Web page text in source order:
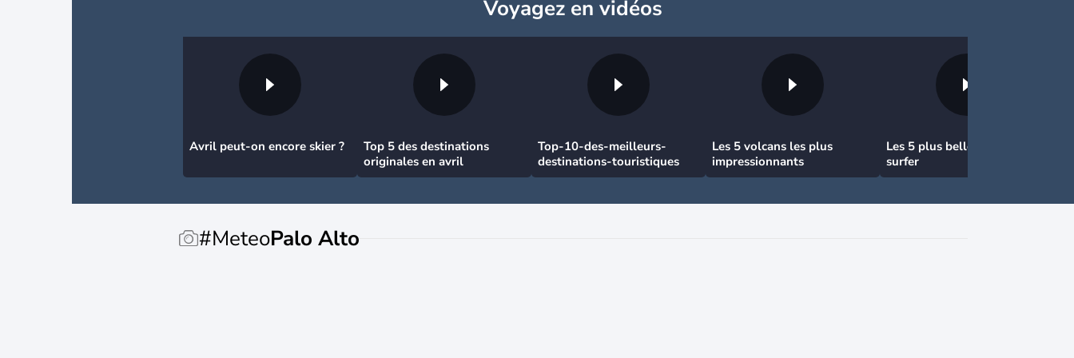
Voyagez en vidéos
Avril peut-on encore skier ?
Top 5 des destinations
originales en avril
Top-10-des-meilleurs-
destinations-touristiques
Les 5 volcans les plus
impressionnants
Les 5 plus belles plages où
surfer
#MeteoPalo Alto